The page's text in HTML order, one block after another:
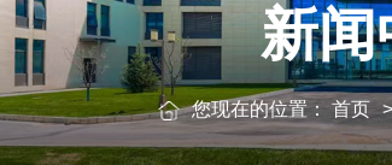
新闻
您现在的位置： 首页 >